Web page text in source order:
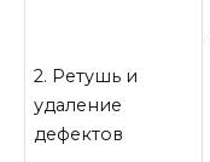
2. Ретушь и
удаление
дефектов